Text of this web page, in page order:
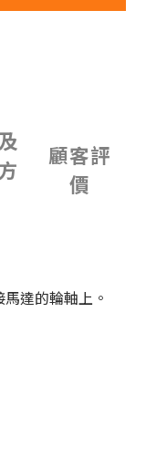
顧客評
價
達的輪軸上。